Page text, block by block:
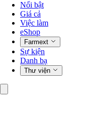
Nổi bật
Giá cả
Việc làm
eShop
Farmext
Sự kiện
Danh bạ
Thư viện